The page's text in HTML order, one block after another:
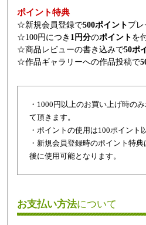
ポイント特典
☆新規会員登録で500ポイント プレ
☆100円につき 1円分のポイント を
☆商品レビューの書き込みで50ポ
☆作品ギャラリーへの作品投稿で
・1000円以上のお買い上げ時の
て頂きます。
・ポイントの使用は100ポイント
・新規会員登録時のポイント特
後に使用可能となります。
お支払い方法について